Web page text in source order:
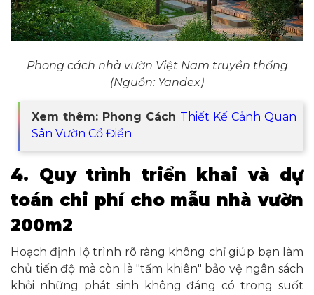
Phong cách nhà vườn Việt Nam truyền thống
(Nguồn: Yandex)
Xem thêm: Phong Cách Thiết Kế Cảnh Quan
Sân Vườn Cổ Điển
4. Quy trình triển khai và dự
toán chi phí cho mẫu nhà vườn
200m2
Hoạch định lộ trình rõ ràng không chỉ giúp bạn làm
chủ tiến độ mà còn là "tấm khiên" bảo vệ ngân sách
khỏi những phát sinh không đáng có trong suốt